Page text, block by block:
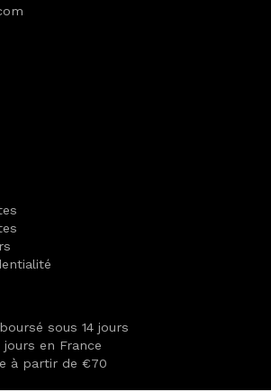
sous 14 jours
en France
à partir de €70